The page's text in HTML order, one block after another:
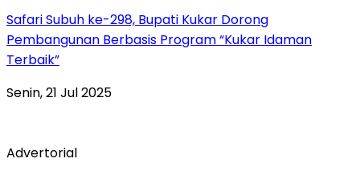
Safari Subuh ke-298, Bupati Kukar Dorong
Pembangunan Berbasis Program “Kukar Idaman
Terbaik”
Senin, 21 Jul 2025
Advertorial